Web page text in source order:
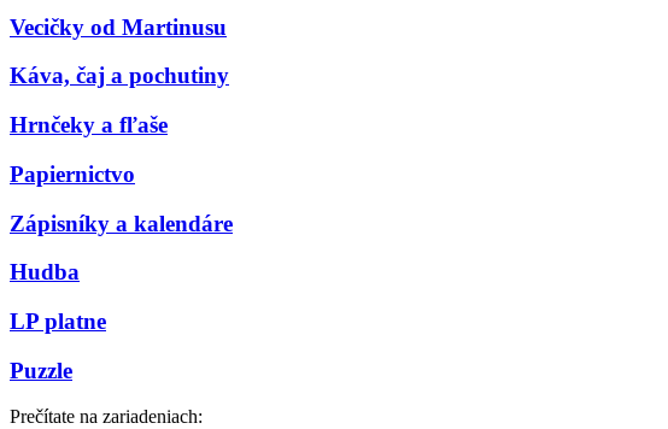
Vecičky od Martinusu
Káva, čaj a pochutiny
Hrnčeky a fľaše
Papiernictvo
Zápisníky a kalendáre
Hudba
LP platne
Puzzle
Prečítate na zariadeniach: